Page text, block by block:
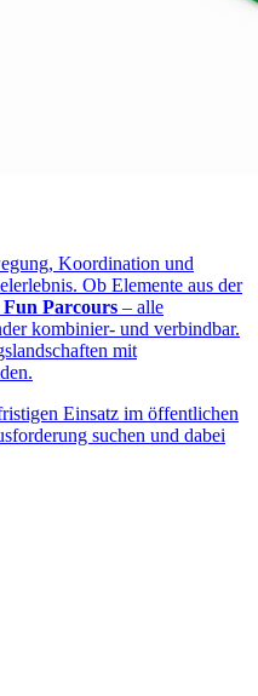
Koordination und
Ob Elemente aus der
Fun Parcours – alle
kombinier- und verbindbar.
mit
Einsatz im öffentlichen
suchen und dabei